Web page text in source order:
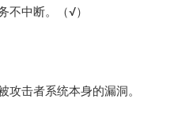
不中断。（√）
攻击者系统本身的漏洞。